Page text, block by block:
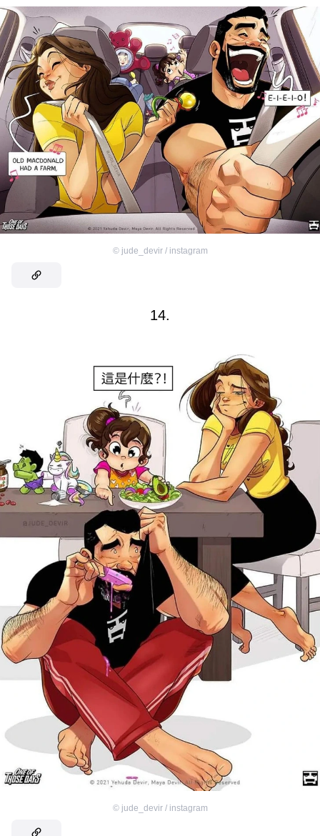
© jude_devir / instagram
14.
© jude_devir / instagram